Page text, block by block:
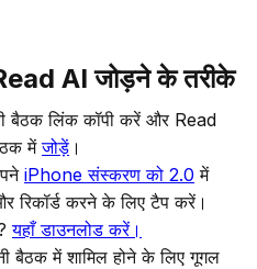
AI जोड़ने के तरीके
बैठक लिंक कॉपी करें और Read
मेंजोड़ें ।
iPhone संस्करण को 2.0 में
रिकॉर्ड करने के लिए टैप करें।
यहाँ डाउनलोड करें।
बैठक में शामिल होने के लिए गूगल